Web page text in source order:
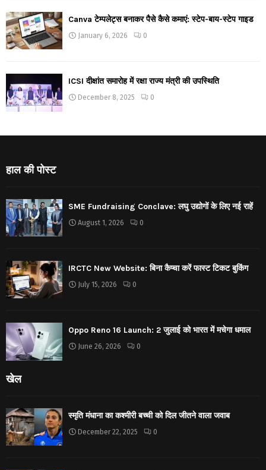
Canva टेम्पलेट्स बनाकर पैसे कैसे कमाएं: स्टेप-बाय-स्टेप गाइड
January 6, 2026 0
ICSI दीक्षांत समारोह में रक्षा राज्य मंत्री की उपस्थिति
December 8, 2025 0
हाल की पोस्ट
SME Fundraising Conclave: लघु उद्योगों के लिए नई राहें
August 1, 2026 0
IRCTC New Website: बिना कैप्चा करें फास्ट टिकट बुकिंग
July 15, 2026 0
Oppo Reno 16 Launch: 2 जुलाई को भारत में मचेगा धमाल
June 26, 2026 0
खेल
स्मृति मंधाना का कश्मीरी बच्ची को दिल जीतने वाला जवाब
December 22, 2025 0